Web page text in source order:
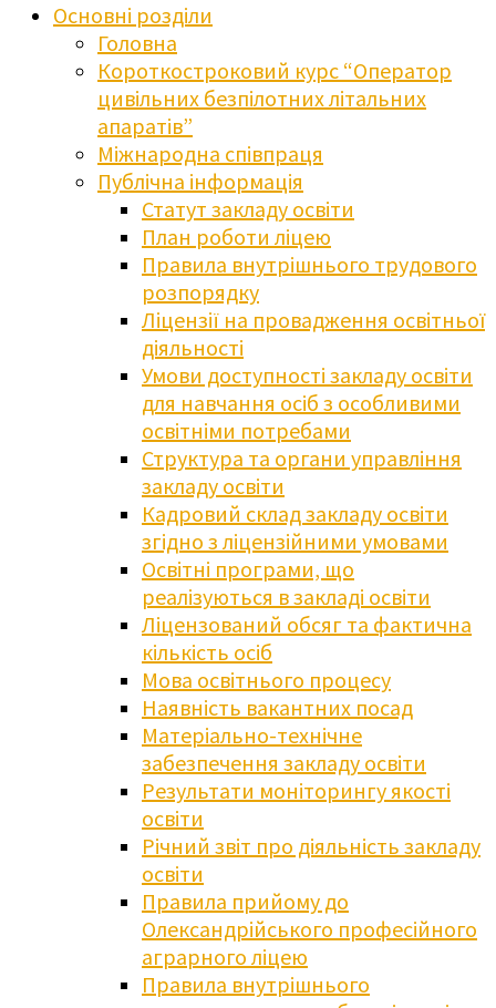
Основні розділи
Головна
Короткостроковий курс “Оператор
цивільних безпілотних літальних
апаратів”
Міжнародна співпраця
Публічна інформація
Статут закладу освіти
План роботи ліцею
Правила внутрішнього трудового
розпорядку
Ліцензії на провадження освітньої
діяльності
Умови доступності закладу освіти
для навчання осіб з особливими
освітніми потребами
Структура та органи управління
закладу освіти
Кадровий склад закладу освіти
згідно з ліцензійними умовами
Освітні програми, що
реалізуються в закладі освіти
Ліцензований обсяг та фактична
кількість осіб
Мова освітнього процесу
Наявність вакантних посад
Матеріально-технічне
забезпечення закладу освіти
Результати моніторингу якості
освіти
Річний звіт про діяльність закладу
освіти
Правила прийому до
Олександрійського професійного
аграрного ліцею
Правила внутрішнього